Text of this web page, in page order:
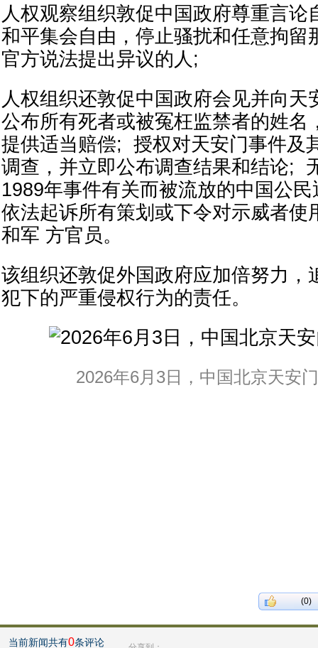
人权观察组织敦促中国政府尊重言论
和平集会自由，停止骚扰和任意拘留
官方说法提出异议的人;
人权组织还敦促中国政府会见并向天
公布所有死者或被冤枉监禁者的姓名
提供适当赔偿; 授权对天安门事件及
调查，并立即公布调查结果和结论;
1989年事件有关而被流放的中国公
依法起诉所有策划或下令对示威者使
和军 方官员。
该组织还敦促外国政府应加倍努力，
犯下的严重侵权行为的责任。
2026年6月3日，中国北京天安
(0)
当前新闻共有0条评论